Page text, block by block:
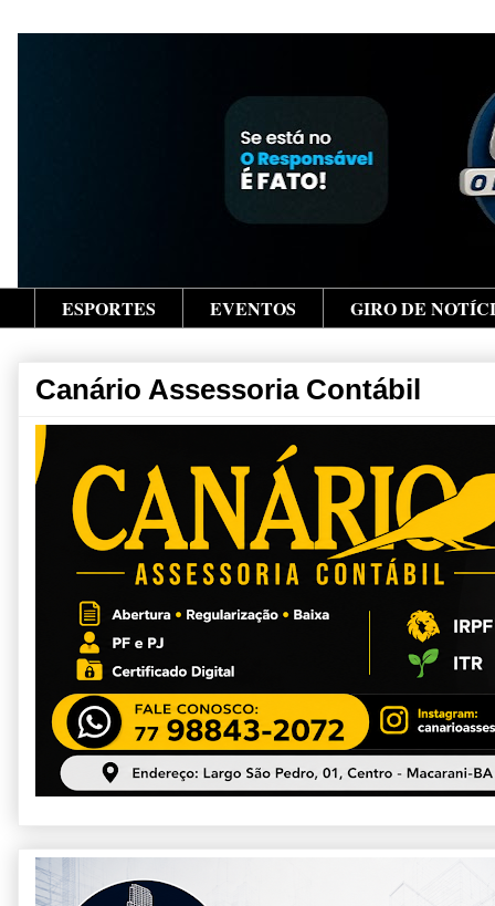
ESPORTES EVENTOS GIRO DE
Canário Assessoria Contábil